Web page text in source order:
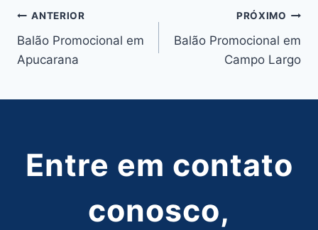
Navegação
de
ANTERIOR
Balão Promocional em
Apucarana
PRÓXIMO
Balão Promocional em
Campo Largo
Entre em contato
conosco,